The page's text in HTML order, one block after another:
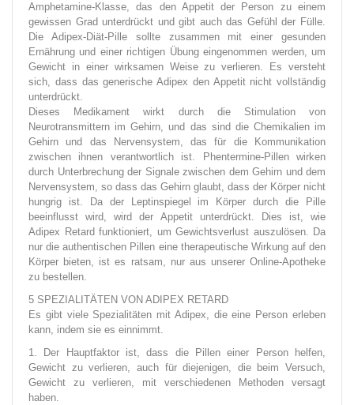
Amphetamine-Klasse, das den Appetit der Person zu einem
gewissen Grad unterdrückt und gibt auch das Gefühl der Fülle.
Die Adipex-Diät-Pille sollte zusammen mit einer gesunden
Ernährung und einer richtigen Übung eingenommen werden, um
Gewicht in einer wirksamen Weise zu verlieren. Es versteht
sich, dass das generische Adipex den Appetit nicht vollständig
unterdrückt.
Dieses Medikament wirkt durch die Stimulation von
Neurotransmittern im Gehirn, und das sind die Chemikalien im
Gehirn und das Nervensystem, das für die Kommunikation
zwischen ihnen verantwortlich ist. Phentermine-Pillen wirken
durch Unterbrechung der Signale zwischen dem Gehirn und dem
Nervensystem, so dass das Gehirn glaubt, dass der Körper nicht
hungrig ist. Da der Leptinspiegel im Körper durch die Pille
beeinflusst wird, wird der Appetit unterdrückt. Dies ist, wie
Adipex Retard funktioniert, um Gewichtsverlust auszulösen. Da
nur die authentischen Pillen eine therapeutische Wirkung auf den
Körper bieten, ist es ratsam, nur aus unserer Online-Apotheke
zu bestellen.
5 SPEZIALITÄTEN VON ADIPEX RETARD
Es gibt viele Spezialitäten mit Adipex, die eine Person erleben
kann, indem sie es einnimmt.
1. Der Hauptfaktor ist, dass die Pillen einer Person helfen,
Gewicht zu verlieren, auch für diejenigen, die beim Versuch,
Gewicht zu verlieren, mit verschiedenen Methoden versagt
haben.